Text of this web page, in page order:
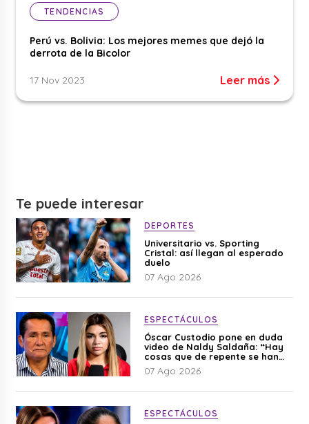
TENDENCIAS
Perú vs. Bolivia: Los mejores memes que dejó la
derrota de la Bicolor
17 Nov 2023 Leer más
Te puede interesar
DEPORTES
Universitario vs. Sporting
Cristal: así llegan al esperado
duelo
07 Ago 2026
ESPECTÁCULOS
Óscar Custodio pone en duda
video de Naldy Saldaña: “Hay
cosas que de repente se han
editado”
07 Ago 2026
ESPECTÁCULOS